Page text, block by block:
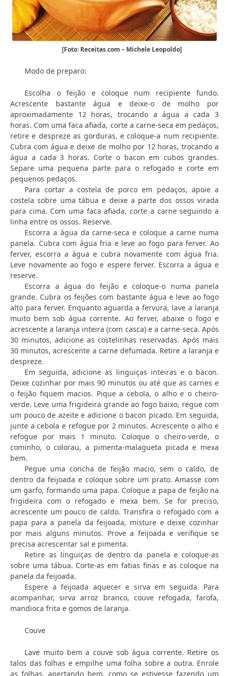
[Foto: Receitas.com – Michele Leopoldo]
Modo de preparo:
Escolha o feijão e coloque num recipiente fundo.
Acrescente bastante água e deixe-o de molho por
aproximadamente 12 horas, trocando a água a cada 3
horas. Com uma faca afiada, corte a carne-seca em pedaços,
retire e despreze as gorduras, e coloque-a num recipiente.
Cubra com água e deixe de molho por 12 horas, trocando a
água a cada 3 horas. Corte o bacon em cubos grandes.
Separe uma pequena parte para o refogado e corte em
pequenos pedaços.
Para cortar a costela de porco em pedaços, apoie a
costela sobre uma tábua e deixe a parte dos ossos virada
para cima. Com uma faca afiada, corte a carne seguindo a
linha entre os ossos. Reserve.
Escorra a água da carne-seca e coloque a carne numa
panela. Cubra com água fria e leve ao fogo para ferver. Ao
ferver, escorra a água e cubra novamente com água fria.
Leve novamente ao fogo e espere ferver. Escorra a água e
reserve.
Escorra a água do feijão e coloque-o numa panela
grande. Cubra os feijões com bastante água e leve ao fogo
alto para ferver. Enquanto aguarda a fervura, lave a laranja
muito bem sob água corrente. Ao ferver, abaixe o fogo e
acrescente a laranja inteira (com casca) e a carne-seca. Após
30 minutos, adicione as costelinhas reservadas. Após mais
30 minutos, acrescente a carne defumada. Retire a laranja e
despreze.
Em seguida, adicione as linguiças inteiras e o bacon.
Deixe cozinhar por mais 90 minutos ou até que as carnes e
o feijão fiquem macios. Pique a cebola, o alho e o cheiro-
verde. Leve uma frigideira grande ao fogo baixo, regue com
um pouco de azeite e adicione o bacon picado. Em seguida,
junte a cebola e refogue por 2 minutos. Acrescente o alho e
refogue por mais 1 minuto. Coloque o cheiro-verde, o
cominho, o colorau, a pimenta-malagueta picada e mexa
bem.
Pegue uma concha de feijão macio, sem o caldo, de
dentro da feijoada e coloque sobre um prato. Amasse com
um garfo, formando uma papa. Coloque a papa de feijão na
frigideira com o refogado e mexa bem. Se for preciso,
acrescente um pouco de caldo. Transfira o refogado com a
papa para a panela da feijoada, misture e deixe cozinhar
por mais alguns minutos. Prove a feijoada e verifique se
precisa acrescentar sal e pimenta.
Retire as linguiças de dentro da panela e coloque-as
sobre uma tábua. Corte-as em fatias finas e as coloque na
panela da feijoada.
Espere a feijoada aquecer e sirva em seguida. Para
acompanhar, sirva arroz branco, couve refogada, farofa,
mandioca frita e gomos de laranja.
Couve
Lave muito bem a couve sob água corrente. Retire os
talos das folhas e empilhe uma folha sobre a outra. Enrole
as folhas, apertando bem, como se estivesse fazendo um